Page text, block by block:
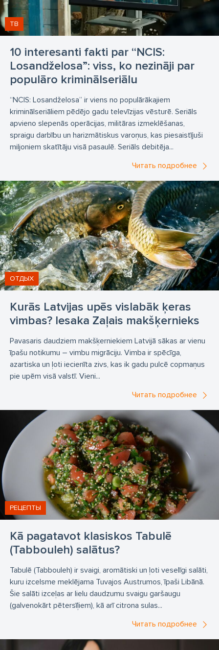
10 interesanti fakti par “NCIS:
Losandželosa”: viss, ko nezināji par
populāro kriminālseriālu
ТВ
“NCIS: Losandželosa” ir viens no populārākajiem
kriminālseriāliem pēdējo gadu televīzijas vēsturē. Seriāls
apvieno slepenās operācijas, militāras izmeklēšanas,
spraigu darbību un harizmātiskus varoņus, kas piesaistījuši
miljoniem skatītāju visā pasaulē. Seriāls debitēja...
Читать подробнее
Kurās Latvijas upēs vislabāk ķeras
vimbas? Iesaka Zaļais makšķernieks
ОТДЫХ
Pavasaris daudziem makšķerniekiem Latvijā sākas ar vienu
īpašu notikumu – vimbu migrāciju. Vimba ir spēcīga,
azartiska un ļoti iecienīta zivs, kas ik gadu pulcē copmaņus
pie upēm visā valstī. Vieni...
Читать подробнее
Kā pagatavot klasiskos Tabulē
(Tabbouleh) salātus?
РЕЦЕПТЫ
Tabulē (Tabbouleh) ir svaigi, aromātiski un ļoti veselīgi salāti,
kuru izcelsme meklējama Tuvajos Austrumos, īpaši Libānā.
Šie salāti izceļas ar lielu daudzumu svaigu garšaugu
(galvenokārt pētersīļiem), kā arī citrona sulas...
Читать подробнее